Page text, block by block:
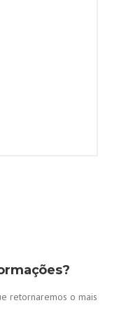
retornaremos o mais